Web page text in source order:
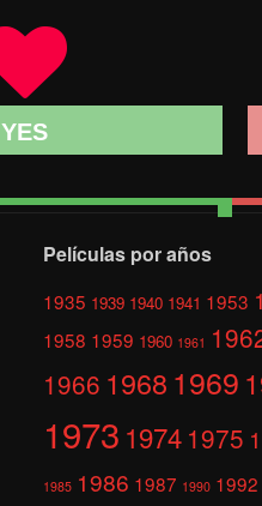
YES
Películas por años
1935 1939 1940 1941 1953
1958 1959 1960 1961
1966 1968 1969
1973 1974 1975
1985 1986 1987 1990 1992